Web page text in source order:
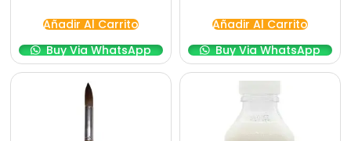
Añadir Al Carrito
Buy Via WhatsApp
Añadir Al Carrito
Buy Via WhatsApp